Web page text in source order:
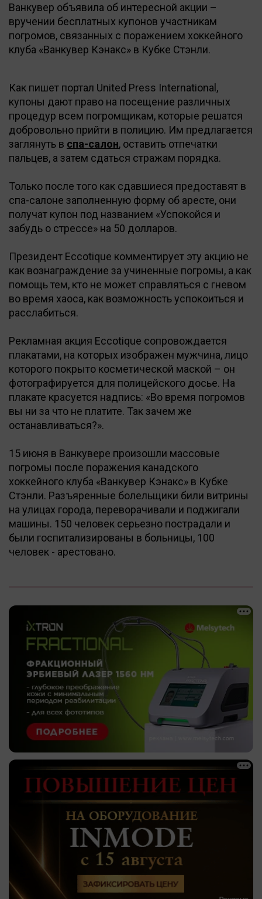
Ванкувер объявила об интересной акции –
вручении бесплатных купонов участникам
погромов, связанных с поражением хоккейного
клуба «Ванкувер Кэнакс» в Кубке Стэнли.
Как пишет портал United Press International,
купоны дают право на посещение различных
процедур всем погромщикам, которые решатся
добровольно прийти в полицию. Им предлагается
заглянуть в спа-салон, оставить отпечатки
пальцев, а затем сдаться стражам порядка.
Только после того как сдавшиеся предоставят в
спа-салоне заполненную форму об аресте, они
получат купон под названием «Успокойся и
забудь о стрессе» на 50 долларов.
Президент Eccotique комментирует эту акцию не
как вознаграждение за учиненные погромы, а как
помощь тем, кто не может справляться с гневом
во время хаоса, как возможность успокоиться и
расслабиться.
Рекламная акция Eccotique сопровождается
плакатами, на которых изображен мужчина, лицо
которого покрыто косметической маской – он
фотографируется для полицейского досье. На
плакате красуется надпись: «Во время погромов
вы ни за что не платите. Так зачем же
останавливаться?».
15 июня в Ванкувере произошли массовые
погромы после поражения канадского
хоккейного клуба «Ванкувер Кэнакс» в Кубке
Стэнли. Разъяренные болельщики били витрины
на улицах города, переворачивали и поджигали
машины. 150 человек серьезно пострадали и
были госпитализированы в больницы, 100
человек - арестовано.